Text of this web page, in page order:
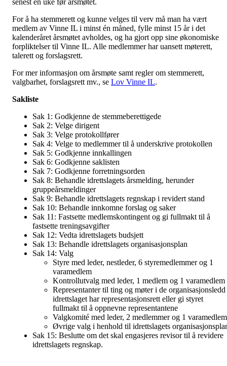
senest en uke før årsmøtet.
For å ha stemmerett og kunne velges til verv må man ha vært
medlem av Vinne IL i minst én måned, fylle minst 15 år i det
kalenderåret årsmøtet avholdes, og ha gjort opp sine økonomiske
forpliktelser til Vinne IL. Alle medlemmer har uansett møterett,
talerett og forslagsrett.
For mer informasjon om årsmøte samt regler om stemmerett,
valgbarhet, forslagsrett mv., se Lov Vinne IL.
Sakliste
Sak 1: Godkjenne de stemmeberettigede
Sak 2: Velge dirigent
Sak 3: Velge protokollfører
Sak 4: Velge to medlemmer til å underskrive protokollen
Sak 5: Godkjenne innkallingen
Sak 6: Godkjenne saklisten
Sak 7: Godkjenne forretningsorden
Sak 8: Behandle idrettslagets årsmelding, herunder
gruppeårsmeldinger
Sak 9: Behandle idrettslagets regnskap i revidert stand
Sak 10: Behandle innkomne forslag og saker
Sak 11: Fastsette medlemskontingent og gi fullmakt til å
fastsette treningsavgifter
Sak 12: Vedta idrettslagets budsjett
Sak 13: Behandle idrettslagets organisasjonsplan
Sak 14: Valg
Styre med leder, nestleder, 6 styremedlemmer og 1
varamedlem
Kontrollutvalg med leder, 1 medlem og 1 varamedlem
Representanter til ting og møter i de organisasjonsledd
idrettslaget har representasjonsrett eller gi styret
fullmakt til å oppnevne representantene
Valgkomité med leder, 2 medlemmer og 1 varamedlem
Øvrige valg i henhold til idrettslagets
Sak 15: Beslutte om det skal engasjeres revisor til å revidere
idrettslagets regnskap.